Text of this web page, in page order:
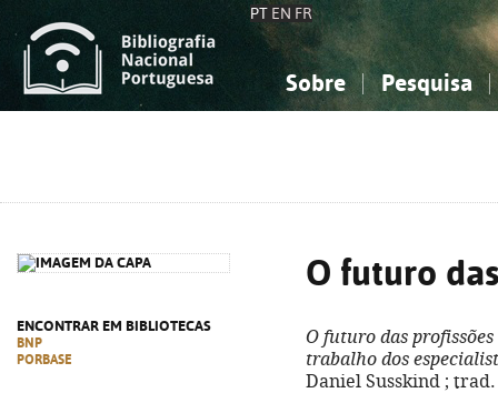
PT EN FR
Sobre Pesquisa
ENCONTRAR EM BIBLIOTECAS
BNP
PORBASE
O futuro
O futuro das profissões
trabalho dos
Daniel Susskind ;